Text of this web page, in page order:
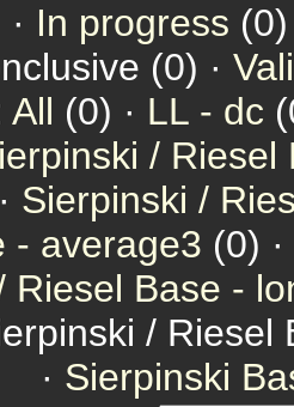
In progress
(0) ·
All (0) · LL - dc
/ Riesel
Sierpinski /
- average3 (0) ·
Riesel Base -
/
· Sierpinski